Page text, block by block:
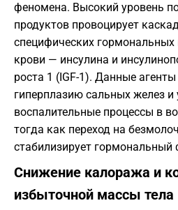
феномена. Высокий уровень
продуктов провоцирует
специфических
крови — инсулина и
роста 1 (IGF-1). Данные
гиперплазию сальных желез и
воспалительные процессы в
тогда как переход на
стабилизирует гормональный
Снижение калоража и
избыточной массы тела